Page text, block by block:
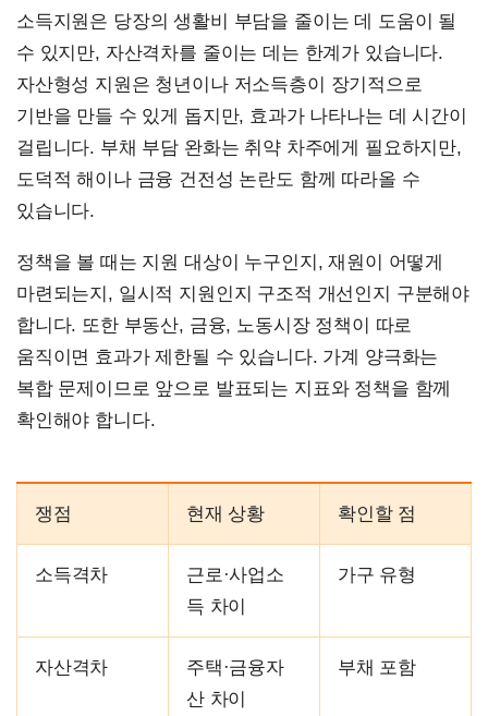
소득지원은 당장의 생활비 부담을 줄이는 데 도움이 될
수 있지만, 자산격차를 줄이는 데는 한계가 있습니다.
자산형성 지원은 청년이나 저소득층이 장기적으로
기반을 만들 수 있게 돕지만, 효과가 나타나는 데 시간이
걸립니다. 부채 부담 완화는 취약 차주에게 필요하지만,
도덕적 해이나 금융 건전성 논란도 함께 따라올 수
있습니다.
정책을 볼 때는 지원 대상이 누구인지, 재원이 어떻게
마련되는지, 일시적 지원인지 구조적 개선인지 구분해야
합니다. 또한 부동산, 금융, 노동시장 정책이 따로
움직이면 효과가 제한될 수 있습니다. 가계 양극화는
복합 문제이므로 앞으로 발표되는 지표와 정책을 함께
확인해야 합니다.
쟁점 현재 상황 확인할 점
소득격차
근로·사업소
득 차이
가구 유형
자산격차
주택·금융자
산 차이
부채 포함